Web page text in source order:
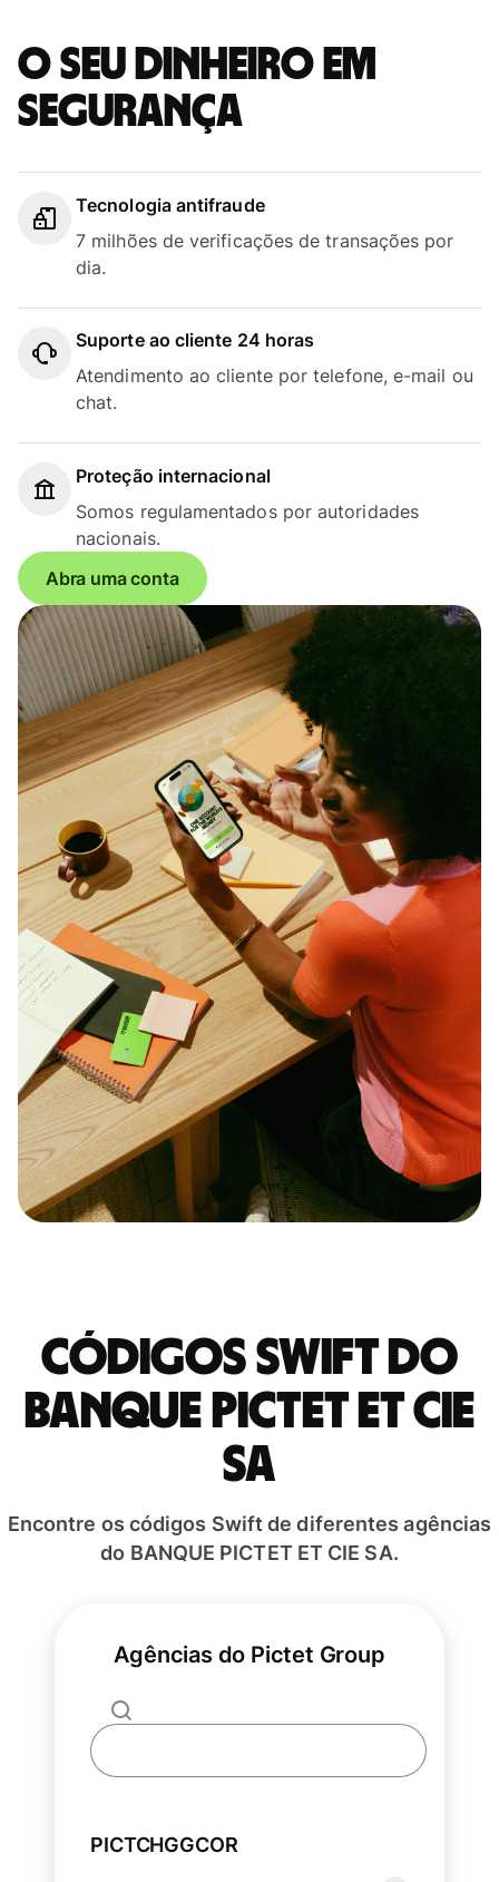
O seu dinheiro em
segurança
Tecnologia antifraude
7 milhões de verificações de transações por
dia.
Suporte ao cliente 24 horas
Atendimento ao cliente por telefone, e-mail ou
chat.
Proteção internacional
Somos regulamentados por autoridades
nacionais.
Abra uma conta
Códigos Swift do
BANQUE PICTET ET CIE
SA
Encontre os códigos Swift de diferentes agências
do BANQUE PICTET ET CIE SA.
Agências do Pictet Group
PICTCHGGCOR